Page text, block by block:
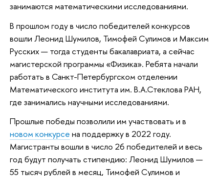
занимаются математическими исследованиями.
В прошлом году в число победителей конкурсов
вошли Леонид Шумилов, Тимофей Сулимов и Максим
Русских — тогда студенты бакалавриата, а сейчас
магистерской программы «Физика». Ребята начали
работать в Санкт-Петербургском отделении
Математического института им. В.А.Стеклова РАН,
где занимались научными исследованиями.
Прошлые победы позволили им участвовать и в
новом конкурсе на поддержку в 2022 году.
Магистранты вошли в число 26 победителей и весь
год будут получать стипендию: Леонид Шумилов —
55 тысяч рублей в месяц, Тимофей Сулимов и